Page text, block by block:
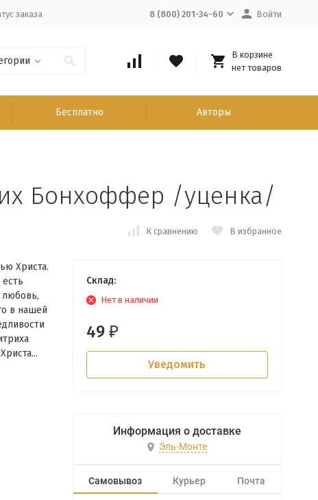
заказа 8 (800) 201-34-60 Войти
В корзине
нет товаров
Бесплатно Авторы
Бонхоффер /уценка/
К сравнению В избранное
Христа.
в нашей
Склад:
Нет в наличии
49 ₽
Уведомить
Информация о доставке
Эль-Монте
Самовывоз Курьер Почта